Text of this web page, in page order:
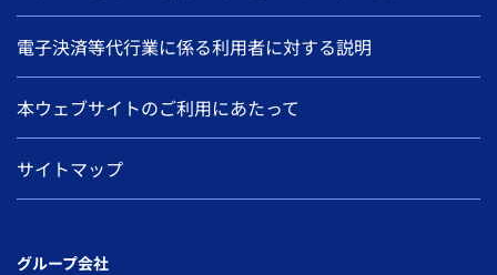
電子決済等代行業に係る利用者に対する説明
本ウェブサイトのご利用にあたって
サイトマップ
グループ会社